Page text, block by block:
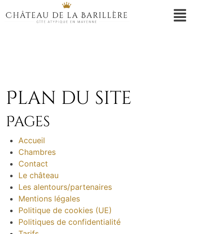
Plan du site
Pages
Accueil
Chambres
Contact
Le château
Les alentours/partenaires
Mentions légales
Politique de cookies (UE)
Politiques de confidentialité